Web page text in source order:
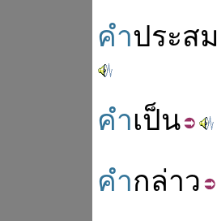
คำประส
คำเป็น
คำกล่าว